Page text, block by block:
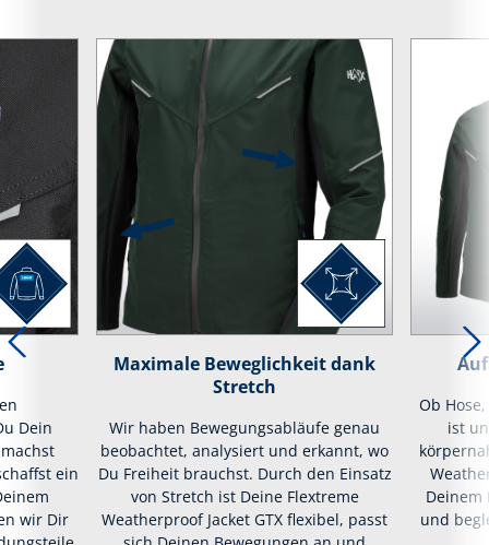
Dein
ein
wir Dir
Maximale Beweglichkeit dank
Stretch
Wir haben Bewegungsabläufe genau
beobachtet, analysiert und erkannt, wo
Du Freiheit brauchst. Durch den Einsatz
von Stretch ist Deine Flextreme
Weatherproof Jacket GTX flexibel, passt
Ob
ist
Deinem
und